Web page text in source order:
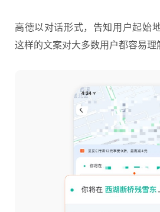
高德以对话形式，告知用户起始
这样的文案对大多数用户都容易理